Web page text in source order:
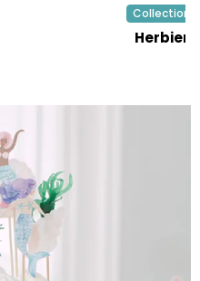
Collection
Herbier